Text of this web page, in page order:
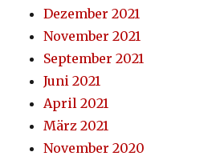
Dezember 2021
November 2021
September 2021
Juni 2021
April 2021
März 2021
November 2020